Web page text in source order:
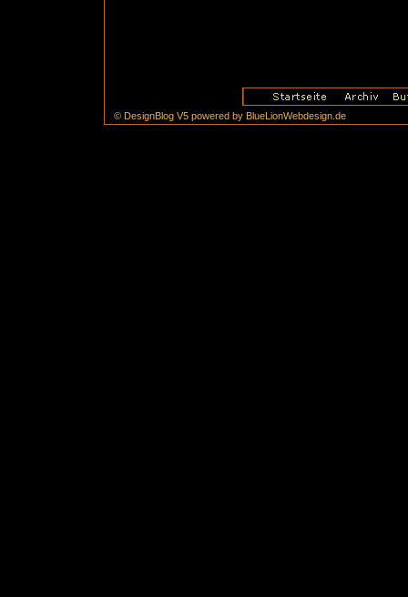
© DesignBlog V5 powered by BlueLionWebdesign.de